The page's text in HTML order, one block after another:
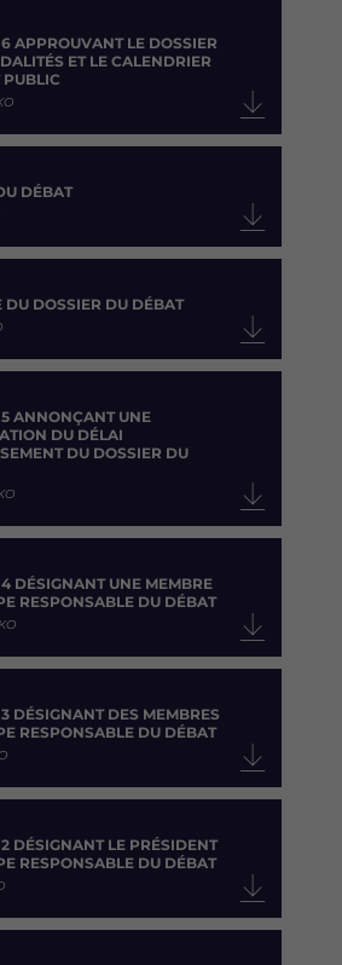
APPROUVANT LE DOSSIER
ET LE CALENDRIER
PUBLIC
DÉBAT
DU DOSSIER DU DÉBAT
ANNONÇANT UNE
DU DÉLAI
DU DOSSIER DU
DÉSIGNANT UNE MEMBRE
RESPONSABLE DU DÉBAT
DÉSIGNANT DES MEMBRES
RESPONSABLE DU DÉBAT
DÉSIGNANT LE PRÉSIDENT
RESPONSABLE DU DÉBAT